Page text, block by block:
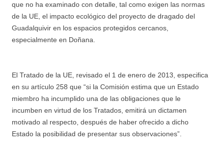
que no ha examinado con detalle, tal como exigen las normas
de la UE, el impacto ecológico del proyecto de dragado del
Guadalquivir en los espacios protegidos cercanos,
especialmente en Doñana.
El Tratado de la UE, revisado el 1 de enero de 2013, especifica
en su artículo 258 que “si la Comisión estima que un Estado
miembro ha incumplido una de las obligaciones que le
incumben en virtud de los Tratados, emitirá un dictamen
motivado al respecto, después de haber ofrecido a dicho
Estado la posibilidad de presentar sus observaciones”.